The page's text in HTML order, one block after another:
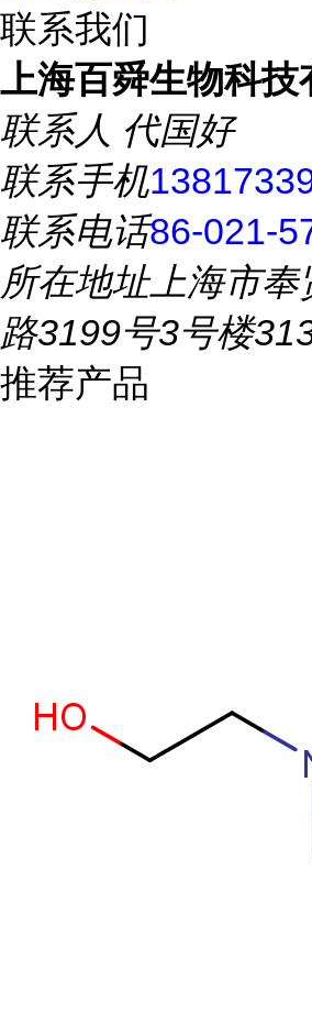
联系我们
上海百舜生物科技
联系人 代国好
联系手机
联系电话86-021-
所在地址上海市奉
路3199号3号楼
推荐产品